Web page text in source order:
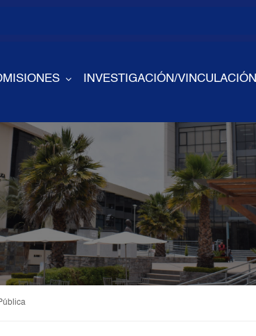
INVESTIGACIÓN/VINCULACIÓN